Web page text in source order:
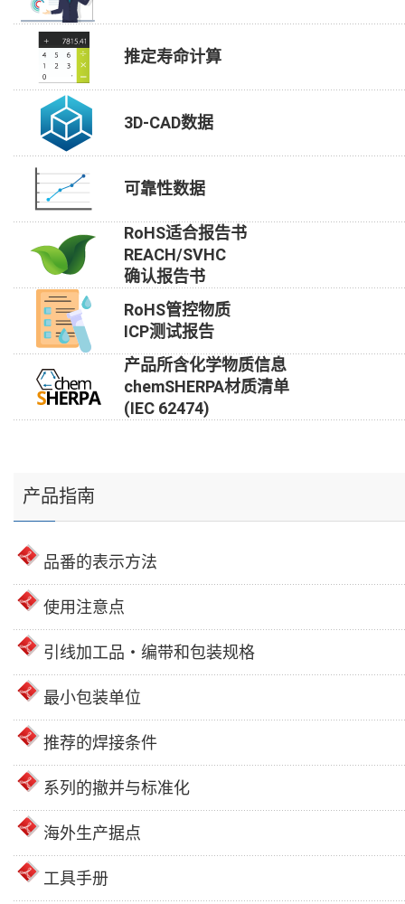
推定寿命计算
3D-CAD数据
可靠性数据
RoHS适合报告书
REACH/SVHC
确认报告书
RoHS管控物质
ICP测试报告
产品所含化学物质信息
chemSHERPA材质清单
(IEC 62474)
产品指南
品番的表示方法
使用注意点
引线加工品・编带和包装规格
最小包装单位
推荐的焊接条件
系列的撤并与标准化
海外生产据点
工具手册